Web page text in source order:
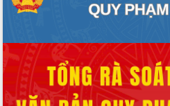
Tập huấn ứng dụng trí tuệ nhân tạo (AI)
trong thương mại điện tử năm 2026
Đoàn đại biểu Quốc hội tỉnh Đắk Lắk
trao đổi thông tin trước Kỳ họp thứ
nhất, Quốc hội khóa XVI
Quyết liệt cải cách hành chính, khơi
thông nguồn lực phát triển